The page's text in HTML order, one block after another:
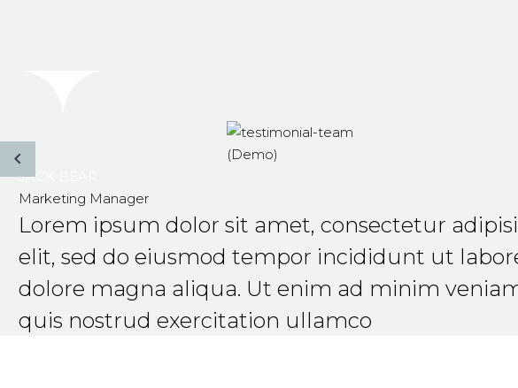
JACK BEAR
Marketing Manager
Lorem ipsum dolor sit amet, consectetur
elit, sed do eiusmod tempor incididunt ut
dolore magna aliqua. Ut enim ad minim
quis nostrud exercitation ullamco